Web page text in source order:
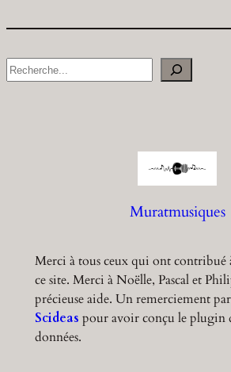
S
Muratmusiques
Merci à tous ceux qui ont contribué
ce site. Merci à Noëlle, Pascal et
précieuse aide. Un remerciement
Scideas pour avoir conçu le plugin
données.